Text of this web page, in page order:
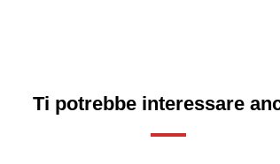
Ti potrebbe interessare